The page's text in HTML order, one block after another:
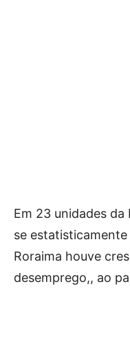
Em 23 unidades
se
Roraima houve
desemprego,, ao